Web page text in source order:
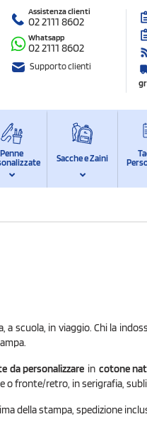
Assistenza clienti
02 2111 8602
Whatsapp
02 2111 8602
Supporto clienti
Penne
Sacche e Zaini
a scuola, in viaggio. Chi la
da personalizzare in cotone
fronte/retro, in serigrafia,
della stampa, spedizione